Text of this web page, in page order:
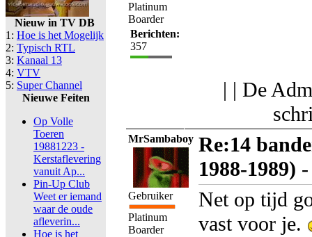
Nieuw in TV DB
1: Hoe is het Mogelijk
2: Typisch RTL
3: Kanaal 13
4: VTV
5: Super Channel
Nieuwe Feiten
Op Volle
Toeren
19881223 -
Kerstaflevering
vanuit Ap...
Pin-Up Club
Weet er iemand
waar de oude
afleverin...
Hoe is het
Platinum
Boarder
Berichten:
357
| | De
MrSambaboy
Gebruiker
Platinum
Boarder
Re:14
1988-1989)
Net op tijd
vast voor je.